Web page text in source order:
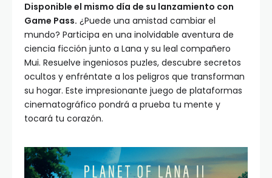
Disponible el mismo día de su lanzamiento con
Game Pass. ¿Puede una amistad cambiar el
mundo? Participa en una inolvidable aventura de
ciencia ficción junto a Lana y su leal compañero
Mui. Resuelve ingeniosos puzles, descubre secretos
ocultos y enfréntate a los peligros que transforman
su hogar. Este impresionante juego de plataformas
cinematográfico pondrá a prueba tu mente y
tocará tu corazón.